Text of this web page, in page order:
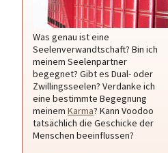
Was genau ist eine
Seelenverwandtschaft? Bin ich
meinem Seelenpartner
begegnet? Gibt es Dual- oder
Zwillingsseelen? Verdanke ich
eine bestimmte Begegnung
meinem Karma? Kann Voodoo
tatsächlich die Geschicke der
Menschen beeinflussen?